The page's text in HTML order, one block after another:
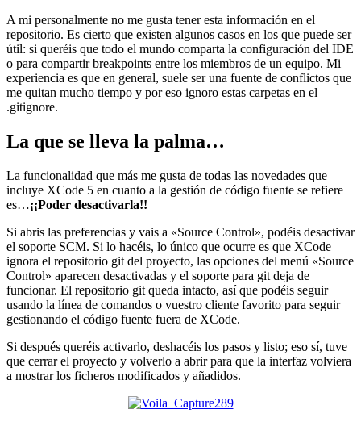
A mi personalmente no me gusta tener esta información en el
repositorio. Es cierto que existen algunos casos en los que puede ser
útil: si queréis que todo el mundo comparta la configuración del IDE
o para compartir breakpoints entre los miembros de un equipo. Mi
experiencia es que en general, suele ser una fuente de conflictos que
me quitan mucho tiempo y por eso ignoro estas carpetas en el
.gitignore.
La que se lleva la palma…
La funcionalidad que más me gusta de todas las novedades que
incluye XCode 5 en cuanto a la gestión de código fuente se refiere
es…¡¡Poder desactivarla!!
Si abris las preferencias y vais a «Source Control», podéis desactivar
el soporte SCM. Si lo hacéis, lo único que ocurre es que XCode
ignora el repositorio git del proyecto, las opciones del menú «Source
Control» aparecen desactivadas y el soporte para git deja de
funcionar. El repositorio git queda intacto, así que podéis seguir
usando la línea de comandos o vuestro cliente favorito para seguir
gestionando el código fuente fuera de XCode.
Si después queréis activarlo, deshacéis los pasos y listo; eso sí, tuve
que cerrar el proyecto y volverlo a abrir para que la interfaz volviera
a mostrar los ficheros modificados y añadidos.